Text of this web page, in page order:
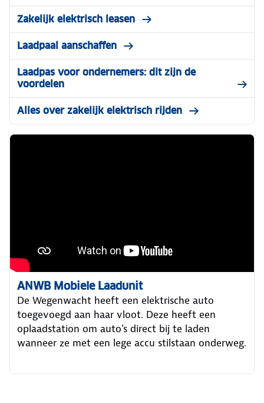
Zakelijk elektrisch leasen
Laadpaal aanschaffen
Laadpas voor ondernemers: dit zijn de
voordelen
Alles over zakelijk elektrisch rijden
ANWB Mobiele Laadunit
De Wegenwacht heeft een elektrische auto
toegevoegd aan haar vloot. Deze heeft een
oplaadstation om auto's direct bij te laden
wanneer ze met een lege accu stilstaan onderweg.